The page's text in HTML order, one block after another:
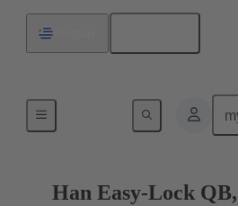
Sistemas de bloqueo
Han Easy-Lock